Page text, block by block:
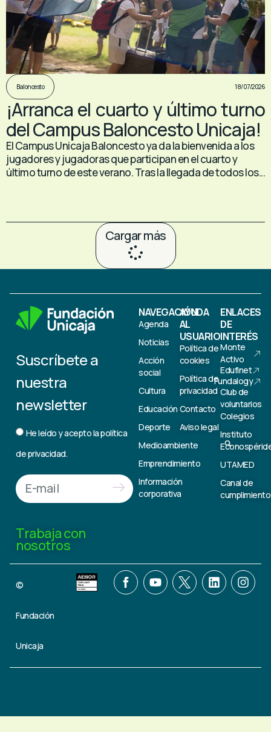
Baloncesto 18/07/2026
¡Arranca el cuarto y último turno
del Campus Baloncesto Unicaja!
El Campus Unicaja Baloncesto ya da la bienvenida a los
jugadores y jugadoras que participan en el cuarto y
último turno de este verano. Tras la llegada de todos los...
Cargar más
Suscríbete a
nuestra
newsletter
He leído y acepto lapolítica
de privacidad.
Trabaja con
nosotros
NAVEGACIÓN
Agenda
Noticias
Acción
social
Cultura
Educación
Deporte
Medioambiente
Emprendimiento
Información
corporativa
AYUDA
AL
USUARIO
Política de
cookies
Política de
privacidad
Contacto
Aviso legal
ENLACES
DE
INTERÉS
Monte
Activo
Edufinet
Fundalogy
Club de
voluntarios
Colegios
Instituto
UTAMED
Canal de
cumplimiento
©
Fundación
Unicaja